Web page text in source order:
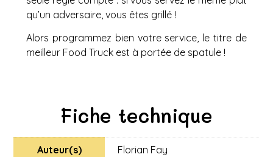
qu’un adversaire, vous êtes grillé !
Alors programmez bien votre service, le titre de
meilleur Food Truck est à portée de spatule !
Fiche technique
Auteur(s)
Florian Fay